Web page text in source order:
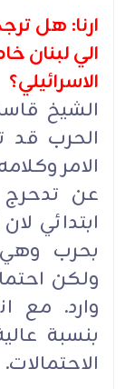
ارنا: هل
الي لبنان
الاسرائيلي؟
الشيخ
الحرب
الامر
عن تدحرج
ابتدائي
بحرب
ولكن
وارد. مع
بنسبة
الاحتمالات.